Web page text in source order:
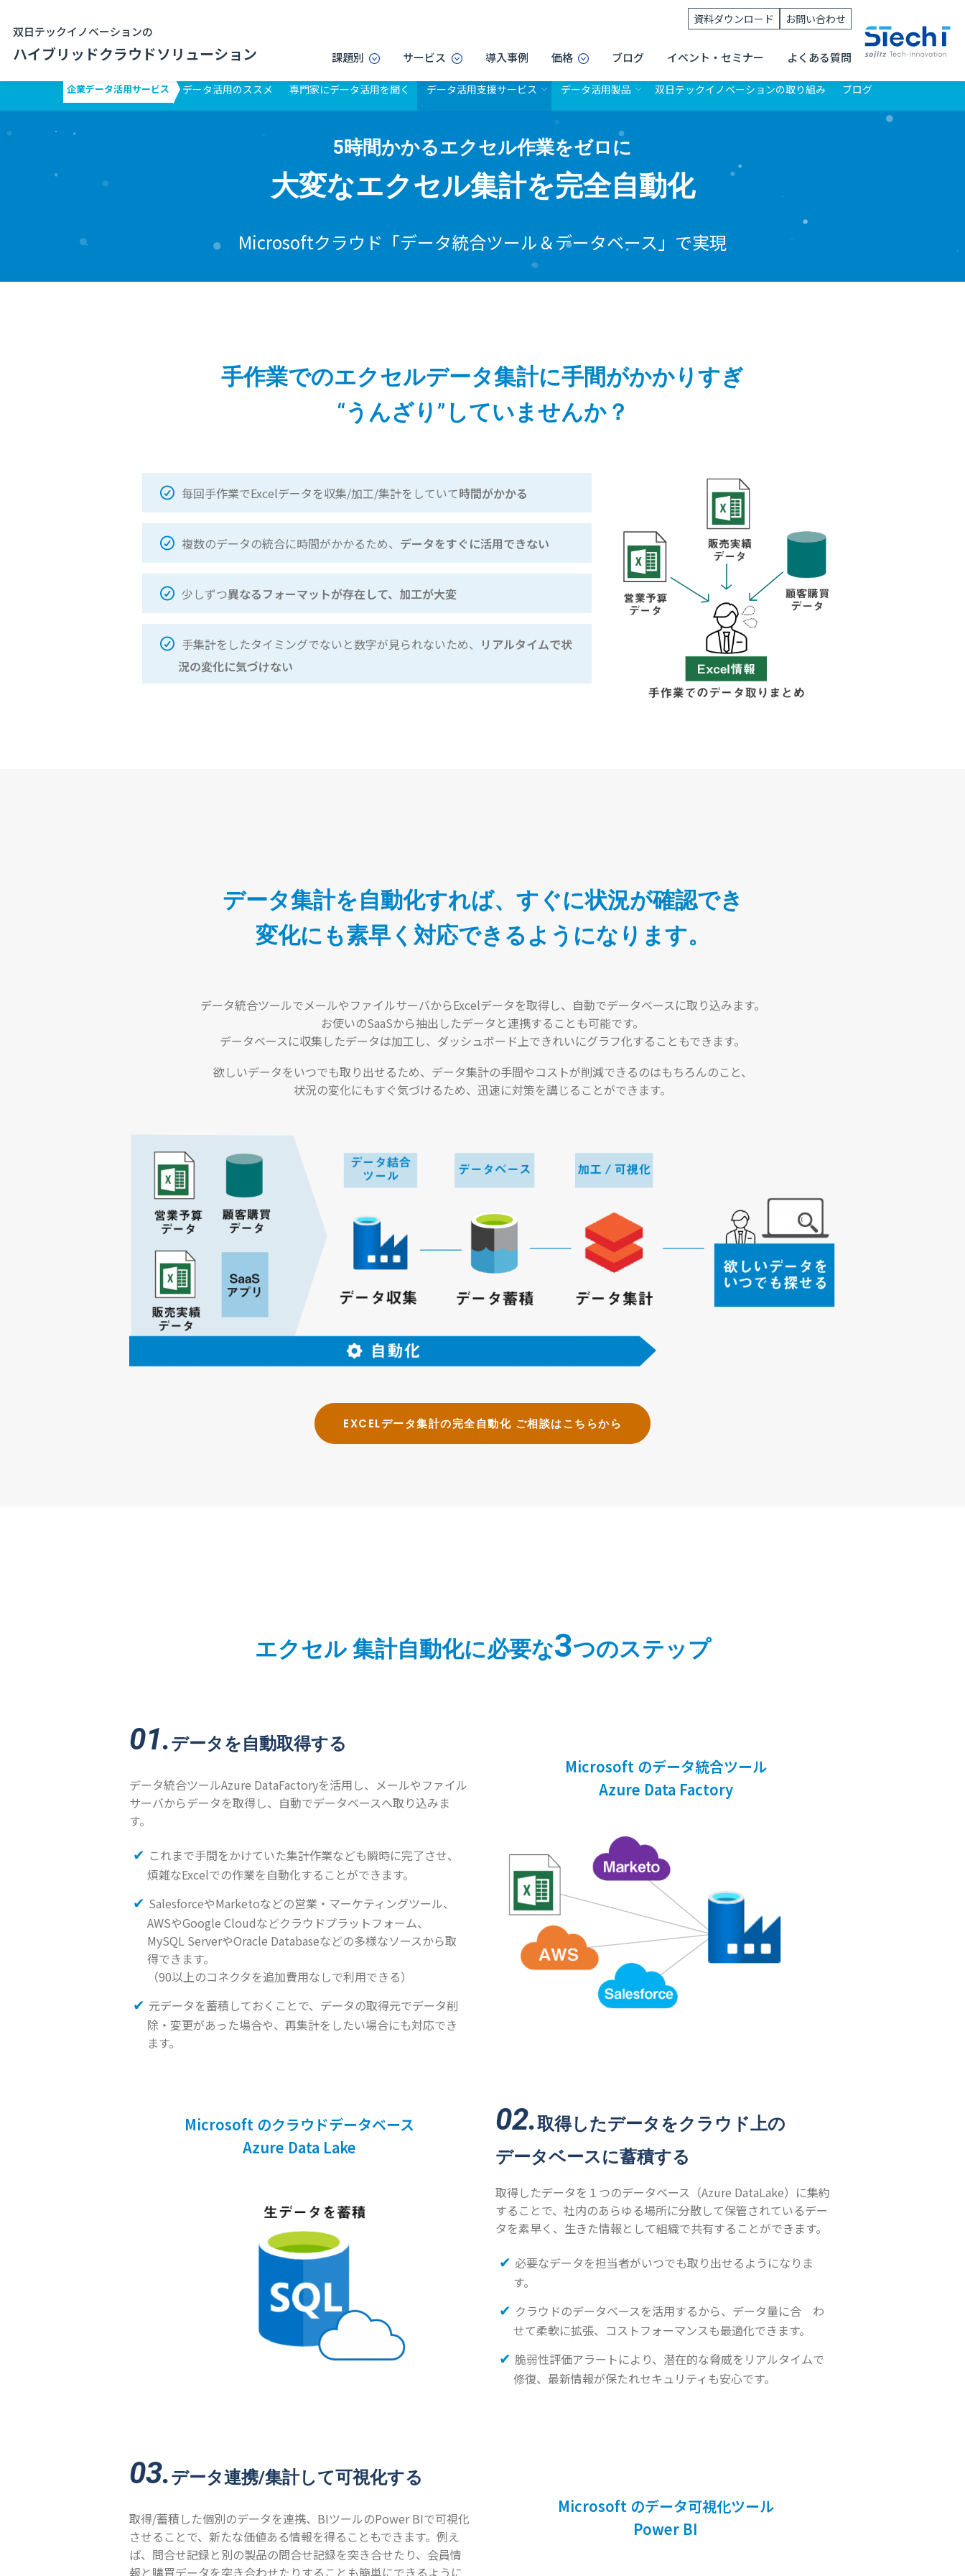
双日テックイノベーションの
ハイブリッドクラウドソリューション
資料ダウンロード お問い合わせ
課題別 サービス 導入事例 価格 ブログ イベント・セミナー よくある質問
企業データ活用サービス データ活用のススメ 専門家にデータ活用を聞く データ活用支援サービス データ活用製品 双日テックイノベーションの取り組み ブログ
5時間かかるエクセル作業をゼロに
大変なエクセル集計を完全自動化
Microsoftクラウド「データ統合ツール＆データベース」で実現
手作業でのエクセルデータ集計に手間がかかりすぎ
“うんざり”していませんか？
毎回手作業でExcelデータを収集/加工/集計をしていて時間がかかる
複数のデータの統合に時間がかかるため、 データをすぐに活用できない
少しずつ異なるフォーマットが存在して、加工が大変
手集計をしたタイミングでないと数字が見られないため、 リアルタイムで状
況の変化に気づけない
データ集計を自動化すれば、すぐに状況が確認でき
変化にも素早く対応できるようになります。
データ統合ツールでメールやファイルサーバからExcelデータを取得し、自動でデータベースに取り込みます。
お使いのSaaSから抽出したデータと連携することも可能です。
データベースに収集したデータは加工し、ダッシュボード上できれいにグラフ化することもできます。
欲しいデータをいつでも取り出せるため、データ集計の手間やコストが削減できるのはもちろんのこと、
状況の変化にもすぐ気づけるため、迅速に対策を講じることができます。
EXCELデータ集計の完全自動化 ご相談はこちらから
エクセル 集計自動化に必要な3つのステップ
01.データを自動取得する
データ統合ツールAzure DataFactoryを活用し、メールやファイル
サーバからデータを取得し、自動でデータベースへ取り込みま
す。
これまで手間をかけていた集計作業なども瞬時に完了させ、
煩雑なExcelでの作業を自動化することができます。
SalesforceやMarketoなどの営業・マーケティングツール、
AWSやGoogle Cloudなどクラウドプラットフォーム、
MySQL ServerやOracle Databaseなどの多様なソースから取
得できます。
（90以上のコネクタを追加費用なしで利用できる）
元データを蓄積しておくことで、データの取得元でデータ削
除・変更があった場合や、再集計をしたい場合にも対応でき
ます。
Microsoft のデータ統合ツール
Azure Data Factory
Microsoft のクラウドデータベース
Azure Data Lake
02.取得したデータをクラウド上の
データベースに蓄積する
取得したデータを１つのデータベース（Azure DataLake）に集約
することで、社内のあらゆる場所に分散して保管されているデー
タを素早く、生きた情報として組織で共有することができます。
必要なデータを担当者がいつでも取り出せるようになりま
す。
クラウドのデータベースを活用するから、データ量に合 わ
せて柔軟に拡張、コストフォーマンスも最適化できます。
脆弱性評価アラートにより、潜在的な脅威をリアルタイムで
修復、最新情報が保たれセキュリティも安心です。
03.データ連携/集計して可視化する
取得/蓄積した個別のデータを連携、BIツールのPower BIで可視化
させることで、新たな価値ある情報を得ることもできます。例え
ば、問合せ記録と別の製品の問合せ記録を突き合せたり、会員情
報と購買データを突き合わせたりすることも簡単にできるように
Microsoft のデータ可視化ツール
Power BI